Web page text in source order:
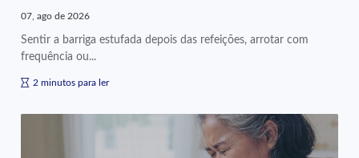
07, ago de 2026
Sentir a barriga estufada depois das refeições, arrotar com
frequência ou...
2 minutos para ler